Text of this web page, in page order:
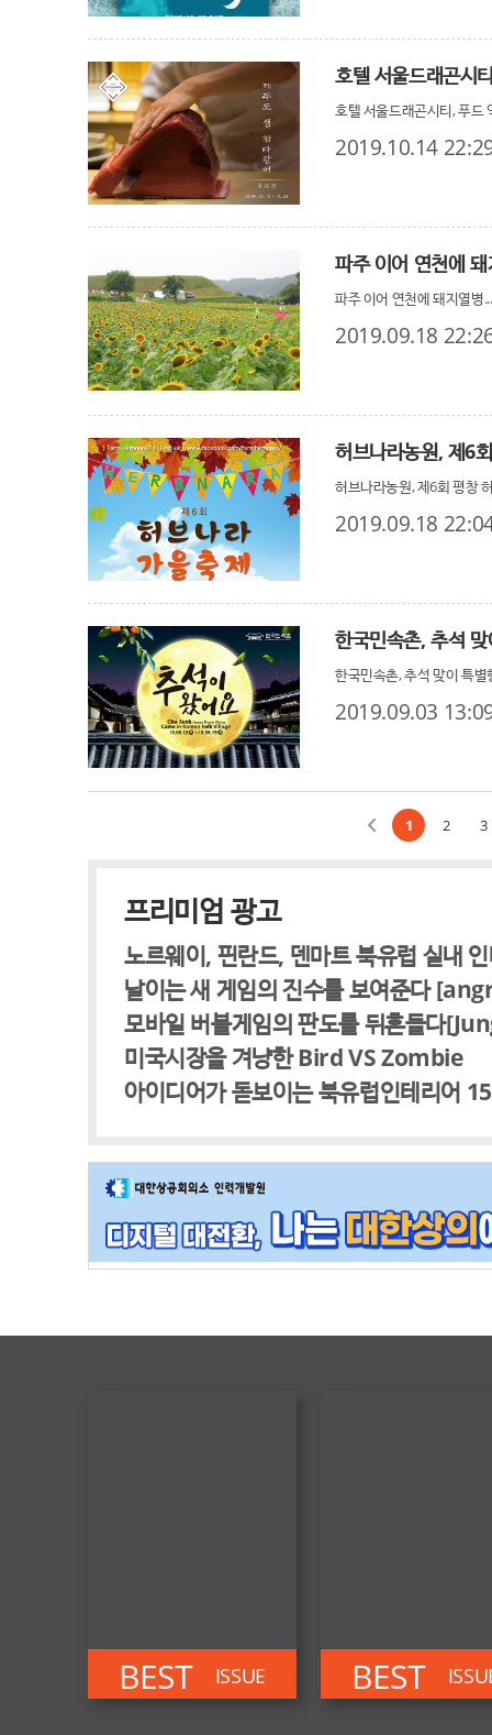
호텔 서울드래곤시티, 푸드
2019.10.14
파주 이어 연천에
파주 이어 연천에 돼지열병
2019.09.18
허브나라농원, 제6
허브나라농원, 제6회 평창
2019.09.18
한국민속촌, 추석
한국민속촌, 추석 맞이 특
2019.09.03
1 2 3
프리미엄 광고
노르웨이, 핀란드, 덴마트 북유럽 실내
날이는 새 게임의 진수를 보여준다
모바일 버블게임의 판도를 뒤흔들다
미국시장을 겨냥한 Bird VS Zombie
아이디어가 돋보이는 북유럽인테리어
BEST ISSUE BEST